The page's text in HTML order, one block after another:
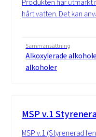
Produkten har utmärkt
hårt vatten. Det kan
Sammansättning
Alkoxylerade
alkoholer
MSP v.1
MSP v.1 (Styrenerad